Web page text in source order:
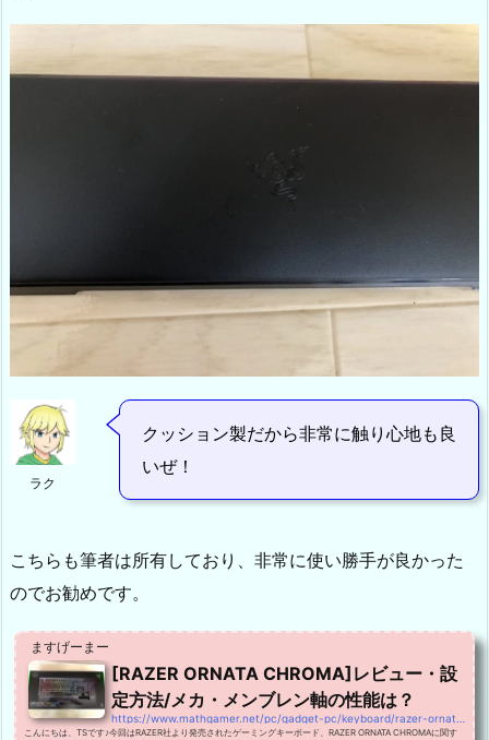
ラク
クッション製だから非常に触り心地も良
いぜ！
こちらも筆者は所有しており、非常に使い勝手が良かった
のでお勧めです。
ますげーまー
[RAZER ORNATA CHROMA]レビュー・設
定方法/メカ・メンブレン軸の性能は？
https://www.mathgamer.net/pc/gadget-pc/keyboard/razer-ornata-chroma
こんにちは、TSです♪今回はRAZER社より発売されたゲーミングキーボード、RAZER ORNATA CHROMAに関す